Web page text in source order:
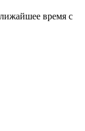
время с